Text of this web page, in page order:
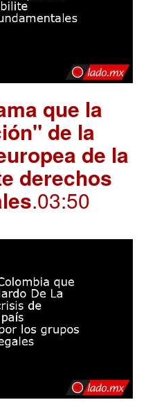
que la
de la
de la
derechos
.03:50